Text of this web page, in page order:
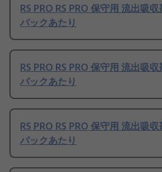
RS PRO RS PRO 保守用 流出吸
パックあたり
RS PRO RS PRO 保守用 流出吸
パックあたり
RS PRO RS PRO 保守用 流出吸
パックあたり